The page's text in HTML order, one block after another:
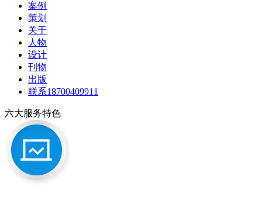
案例
策划
关于
人物
设计
刊物
出版
联系18700409911
六大服务特色